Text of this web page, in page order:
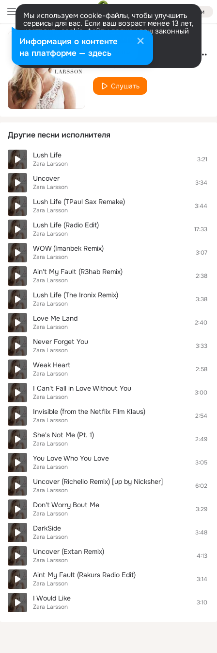
Войти
Мы используем cookie-файлы, чтобы улучшить
сервисы для вас. Если ваш возраст менее 13 лет,
настроить cookie-файлы должен ваш законный
представитель. Больше информации
Разрешить все Настроить Uncover (Petrovich Private Edit)
Zara Larsson
Слушать
Другие песни исполнителя
Lush Life
Zara Larsson
3:21
Uncover
Zara Larsson
3:34
Lush Life (TPaul Sax Remake)
Zara Larsson
3:44
Lush Life (Radio Edit)
Zara Larsson
17:33
WOW (Imanbek Remix)
Zara Larsson
3:07
Ain't My Fault (R3hab Remix)
Zara Larsson
2:38
Lush Life (The Ironix Remix)
Zara Larsson
3:38
Love Me Land
Zara Larsson
2:40
Never Forget You
Zara Larsson
3:33
Weak Heart
Zara Larsson
2:58
I Can't Fall in Love Without You
Zara Larsson
3:00
Invisible (from the Netflix Film Klaus)
Zara Larsson
2:54
She's Not Me (Pt. 1)
Zara Larsson
2:49
You Love Who You Love
Zara Larsson
3:05
Uncover (Richello Remix) [up by Nicksher]
Zara Larsson
6:02
Don't Worry Bout Me
Zara Larsson
3:29
DarkSide
Zara Larsson
3:48
Uncover (Extan Remix)
Zara Larsson
4:13
Aint My Fault (Rakurs Radio Edit)
Zara Larsson
3:14
I Would Like
Zara Larsson
3:10
Информация о контенте
на платформе — здесь